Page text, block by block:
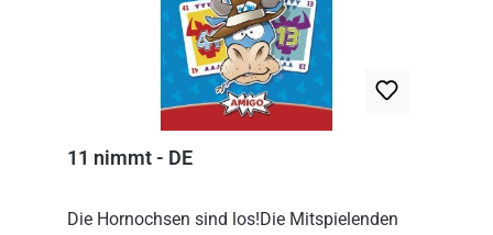
11 nimmt - DE
Die Hornochsen sind los!Die Mitspielenden